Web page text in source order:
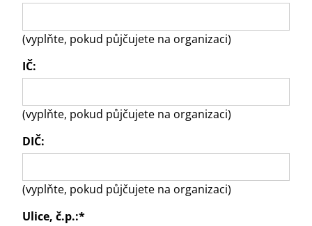
(vyplňte, pokud půjčujete na organizaci)
IČ:
(vyplňte, pokud půjčujete na organizaci)
DIČ:
(vyplňte, pokud půjčujete na organizaci)
Ulice, č.p.:*